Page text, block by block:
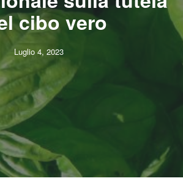
cibo vero
Luglio 4, 2023